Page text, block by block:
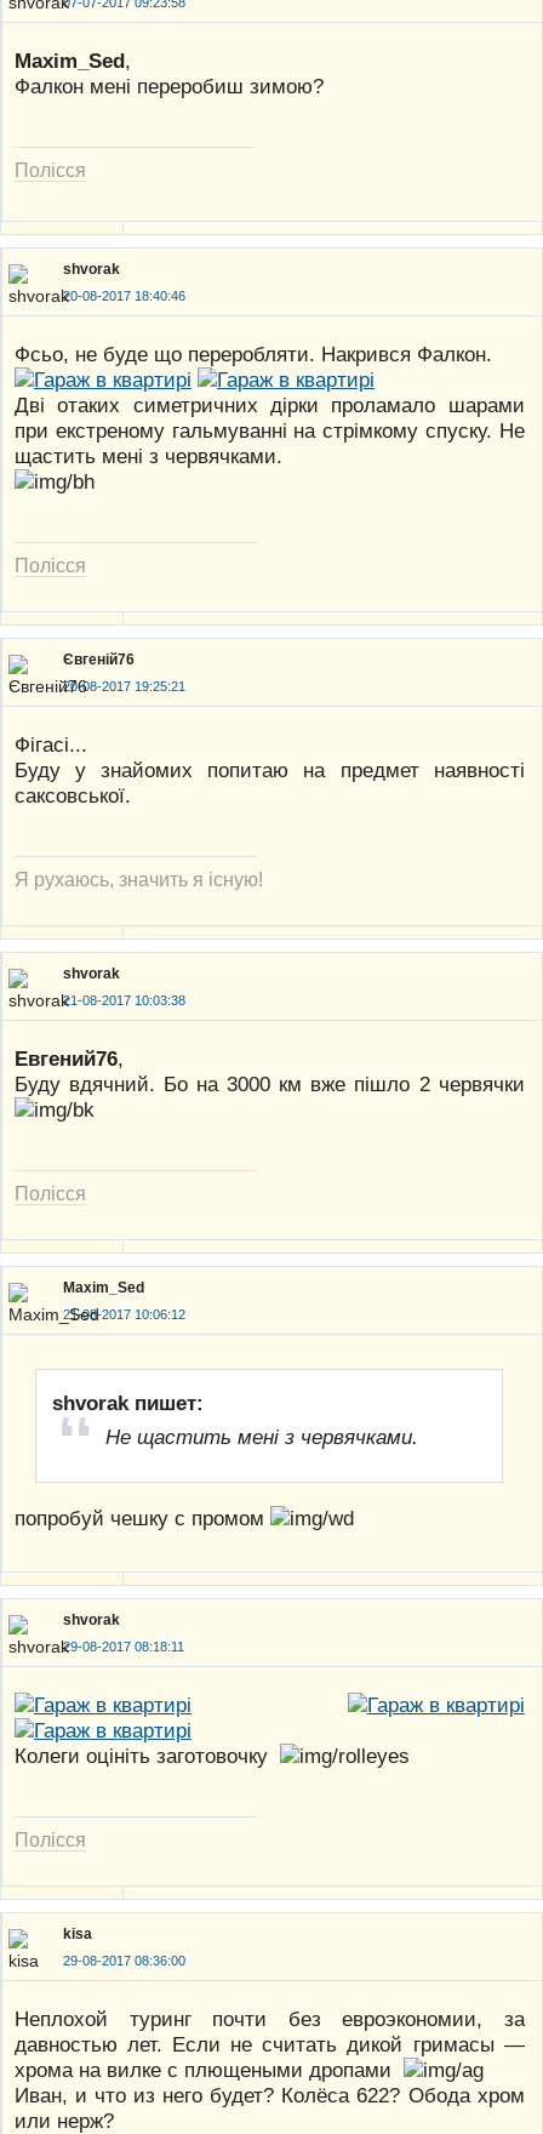
Maxim_Sed,
Фалкон мені переробиш зимою?
Полісся
shvorak
20-08-2017 18:40:46
Фсьо, не буде що переробляти. Накрився Фалкон.
Дві отаких симетричних дірки проламало шарами
при екстреному гальмуванні на стрімкому спуску. Не
щастить мені з червячками.
Полісся
Євгеній76
20-08-2017 19:25:21
Фігасі...
Буду у знайомих попитаю на предмет наявності
саксовської.
Я рухаюсь, значить я існую!
shvorak
21-08-2017 10:03:38
Евгений76,
Буду вдячний. Бо на 3000 км вже пішло 2 червячки
Полісся
Maxim_Sed
21-08-2017 10:06:12
shvorak пишет:
Не щастить мені з червячками.
попробуй чешку с промом
shvorak
29-08-2017 08:18:11
Колеги оцініть заготовочку
Полісся
kisa
29-08-2017 08:36:00
Неплохой туринг почти без евроэкономии, за
давностью лет. Если не считать дикой гримасы —
хрома на вилке с плющеными дропами
Иван, и что из него будет? Колёса 622? Обода хром
или нерж?